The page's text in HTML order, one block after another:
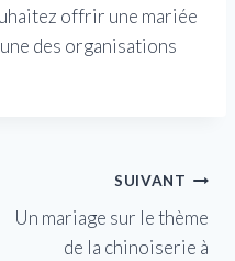
offrir une mariée
des organisations
SUIVANT
Un mariage sur le thème
de la chinoiserie à